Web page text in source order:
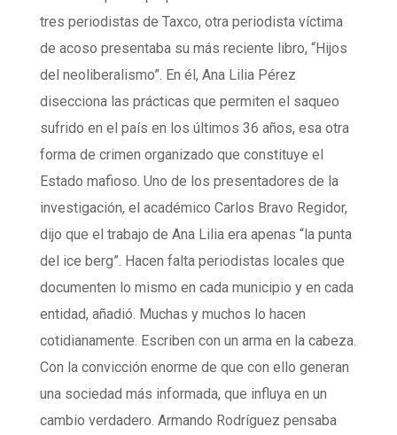
tres periodistas de Taxco, otra periodista víctima
de acoso presentaba su más reciente libro, “Hijos
del neoliberalismo”. En él, Ana Lilia Pérez
disecciona las prácticas que permiten el saqueo
sufrido en el país en los últimos 36 años, esa otra
forma de crimen organizado que constituye el
Estado mafioso. Uno de los presentadores de la
investigación, el académico Carlos Bravo Regidor,
dijo que el trabajo de Ana Lilia era apenas “la punta
del ice berg”. Hacen falta periodistas locales que
documenten lo mismo en cada municipio y en cada
entidad, añadió. Muchas y muchos lo hacen
cotidianamente. Escriben con un arma en la cabeza.
Con la convicción enorme de que con ello generan
una sociedad más informada, que influya en un
cambio verdadero. Armando Rodríguez pensaba